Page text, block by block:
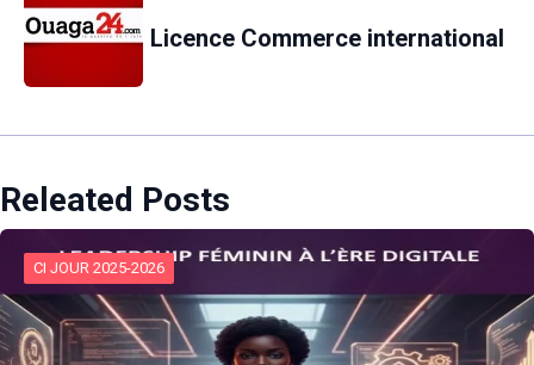
Licence Commerce international
Releated Posts
CI JOUR 2025-2026